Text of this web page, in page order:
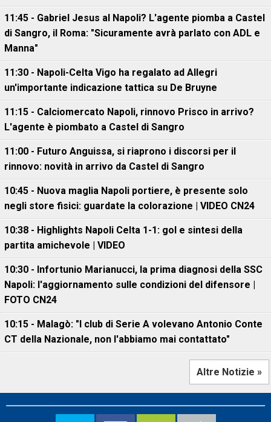
11:45 - Gabriel Jesus al Napoli? L'agente piomba a Castel
di Sangro, il Roma: "Sicuramente avrà parlato con ADL e
Manna"
11:30 - Napoli-Celta Vigo ha regalato ad Allegri
un'importante indicazione tattica su De Bruyne
11:15 - Calciomercato Napoli, rinnovo Prisco in arrivo?
L'agente è piombato a Castel di Sangro
11:00 - Futuro Anguissa, si riaprono i discorsi per il
rinnovo: novità in arrivo da Castel di Sangro
10:45 - Nuova maglia Napoli portiere, è presente solo
negli store fisici: guardate la colorazione | VIDEO CN24
10:38 - Highlights Napoli Celta 1-1: gol e sintesi della
partita amichevole | VIDEO
10:30 - Infortunio Marianucci, la prima diagnosi della SSC
Napoli: l'aggiornamento sulle condizioni del difensore |
FOTO CN24
10:15 - Malagò: "I club di Serie A volevano Antonio Conte
CT della Nazionale, non l'abbiamo mai contattato"
Altre Notizie »